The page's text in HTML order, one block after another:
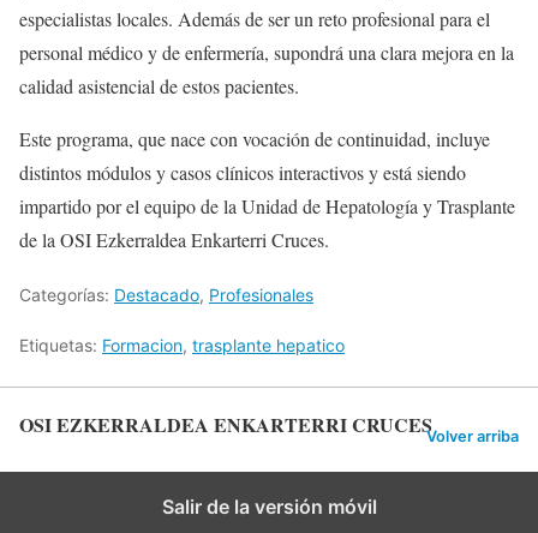
especialistas locales. Además de ser un reto profesional para el
personal médico y de enfermería, supondrá una clara mejora en la
calidad asistencial de estos pacientes.
Este programa, que nace con vocación de continuidad, incluye
distintos módulos y casos clínicos interactivos y está siendo
impartido por el equipo de la Unidad de Hepatología y Trasplante
de la OSI Ezkerraldea Enkarterri Cruces.
Categorías: Destacado, Profesionales
Etiquetas: Formacion, trasplante hepatico
OSI EZKERRALDEA ENKARTERRI CRUCESVolver arriba
Salir de la versión móvil